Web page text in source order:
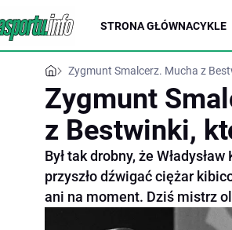
STRONA GŁÓWNACYKLE
Zygmunt Smalcerz. Mucha z
Zygmunt
z Bestwinki,
Był tak drobny, że
przyszło dźwigać ciężar
ani na moment. Dziś mistrz